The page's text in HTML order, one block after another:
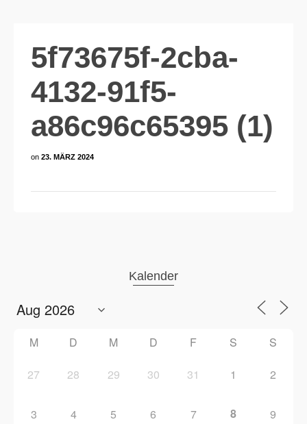
5f73675f-2cba-
4132-91f5-
a86c96c65395 (1)
on 23. MÄRZ 2024
Kalender
M D M D F S S
27 28 29 30 31 1 2
3 4 5 6 7 8 9